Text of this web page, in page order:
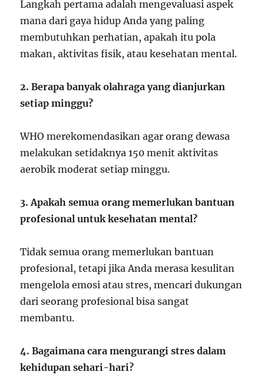
Langkah pertama adalah mengevaluasi aspek
mana dari gaya hidup Anda yang paling
membutuhkan perhatian, apakah itu pola
makan, aktivitas fisik, atau kesehatan mental.
2. Berapa banyak olahraga yang dianjurkan
setiap minggu?
WHO merekomendasikan agar orang dewasa
melakukan setidaknya 150 menit aktivitas
aerobik moderat setiap minggu.
3. Apakah semua orang memerlukan bantuan
profesional untuk kesehatan mental?
Tidak semua orang memerlukan bantuan
profesional, tetapi jika Anda merasa kesulitan
mengelola emosi atau stres, mencari dukungan
dari seorang profesional bisa sangat
membantu.
4. Bagaimana cara mengurangi stres dalam
kehidupan sehari-hari?